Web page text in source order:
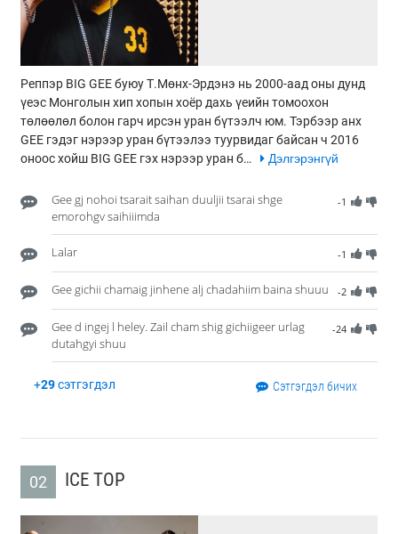
Реппэр BIG GEE буюу Т.Мөнх-Эрдэнэ нь 2000-аад оны дунд
үеэс Монголын хип хопын хоёр дахь үеийн томоохон
төлөөлөл болон гарч ирсэн уран бүтээлч юм. Тэрбээр анх
GEE гэдэг нэрээр уран бүтээлээ туурвидаг байсан ч 2016
оноос хойш BIG GEE гэх нэрээр уран б…
Дэлгэрэнгүй
-1
Gee gj nohoi tsarait saihan duuljii tsarai shge
emorohgv saihiiimda
-1
Lalar
-2
Gee gichii chamaig jinhene alj chadahiim baina shuuu
-24
Gee d ingej l heley. Zail cham shig gichiigeer urlag
dutahgyi shuu
+29сэтгэгдэл Сэтгэгдэл бичих
02 ICE TOP